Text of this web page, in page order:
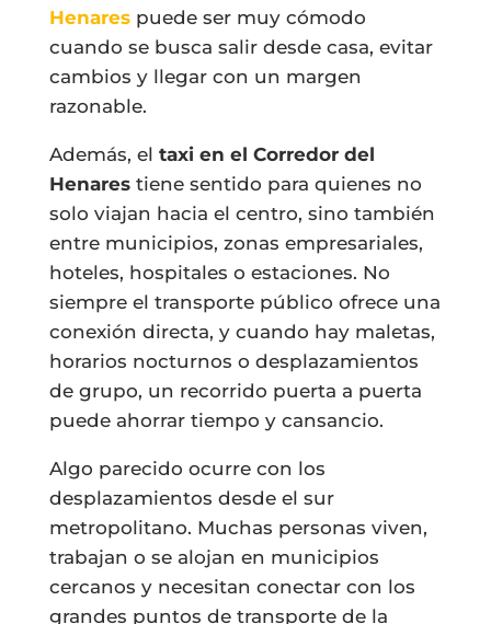
Henares puede ser muy cómodo
cuando se busca salir desde casa, evitar
cambios y llegar con un margen
razonable.
Además, el taxi en el Corredor del
Henarestiene sentido para quienes no
solo viajan hacia el centro, sino también
entre municipios, zonas empresariales,
hoteles, hospitales o estaciones. No
siempre el transporte público ofrece una
conexión directa, y cuando hay maletas,
horarios nocturnos o desplazamientos
de grupo, un recorrido puerta a puerta
puede ahorrar tiempo y cansancio.
Algo parecido ocurre con los
desplazamientos desde el sur
metropolitano. Muchas personas viven,
trabajan o se alojan en municipios
cercanos y necesitan conectar con los
grandes puntos de transporte de la